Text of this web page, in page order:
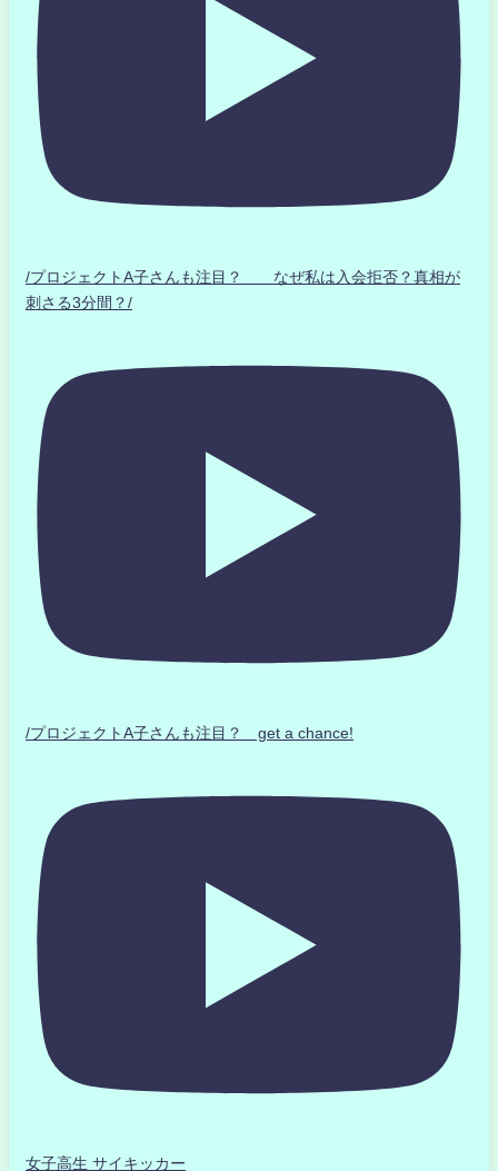
/プロジェクトA子さんも注目？ なぜ私は入会拒否？真相が
刺さる3分間？/
/プロジェクトA子さんも注目？ get a chance!
女子高生 サイキッカー